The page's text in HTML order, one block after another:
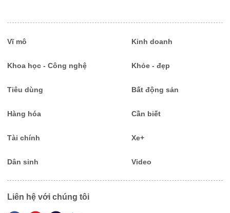
Vĩ mô Kinh doanh
Khoa học - Công nghệ Khỏe - đẹp
Tiêu dùng Bất động sản
Hàng hóa Cần biết
Tài chính Xe+
Dân sinh Video
Liên hệ với chúng tôi